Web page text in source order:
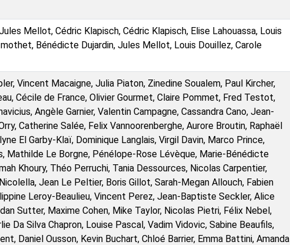
Mellot, Cédric Klapisch, Cédric Klapisch, Elise Lahouassa, Louis
Bénédicte Dujardin, Jules Mellot, Louis Douillez, Carole
Vincent Macaigne, Julia Piaton, Zinedine Soualem, Paul Kircher,
Cécile de France, Olivier Gourmet, Claire Pommet, Fred Testot,
Angèle Garnier, Valentin Campagne, Cassandra Cano, Jean-
Catherine Salée, Felix Vannoorenberghe, Aurore Broutin, Raphaël
El Garby-Klaï, Dominique Langlais, Virgil Davin, Marco Prince,
Mathilde Le Borgne, Pénélope-Rose Lévèque, Marie-Bénédicte
Khoury, Théo Perruchi, Tania Dessources, Nicolas Carpentier,
Jean Le Peltier, Boris Gillot, Sarah-Megan Allouch, Fabien
Leroy-Beaulieu, Vincent Perez, Jean-Baptiste Seckler, Alice
Sutter, Maxime Cohen, Mike Taylor, Nicolas Pietri, Félix Nebel,
Da Silva Chapron, Louise Pascal, Vadim Vidovic, Sabine Beaufils,
Daniel Ousson, Kevin Buchart, Chloé Barrier, Emma Battini, Amanda